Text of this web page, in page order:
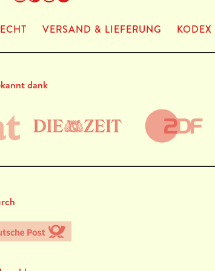
VERSAND & LIEFERUNG KODEX
dank